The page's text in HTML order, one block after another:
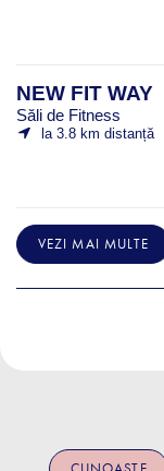
NEW FIT WAY
Săli de Fitness
la 3.8 km distanță
VEZI MAI MULTE